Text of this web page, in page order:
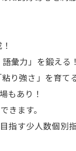
彙力」を鍛える！
り強さ」を育て
もあり！
きます。
指す少人数個別指